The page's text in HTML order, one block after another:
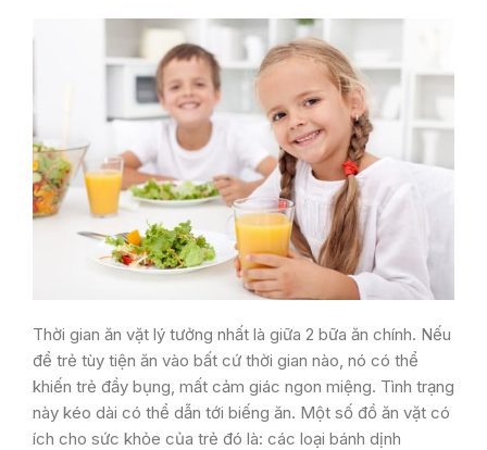
Thời gian ăn vặt lý tưởng nhất là giữa 2 bữa ăn chính. Nếu
để trẻ tùy tiện ăn vào bất cứ thời gian nào, nó có thể
khiến trẻ đầy bụng, mất cảm giác ngon miệng. Tình trạng
này kéo dài có thể dẫn tới biếng ăn. Một số đồ ăn vặt có
ích cho sức khỏe của trẻ đó là: các loại bánh dịnh